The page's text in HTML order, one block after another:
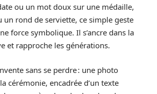
ou un mot doux sur une médaille,
un rond de serviette, ce simple geste
force symbolique. Il s’ancre dans la
et rapproche les générations.
sans se perdre : une photo
cérémonie, encadrée d’un texte